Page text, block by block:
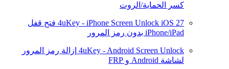
كسر الحماية/الروت
4uKey - iPhone Screen Unlock iOS 27
فتح قفل
iPhone/iPad بدون رمز المرور
4uKey - Android Screen Unlock إزالة رمز المرور
لشاشة Android و FRP